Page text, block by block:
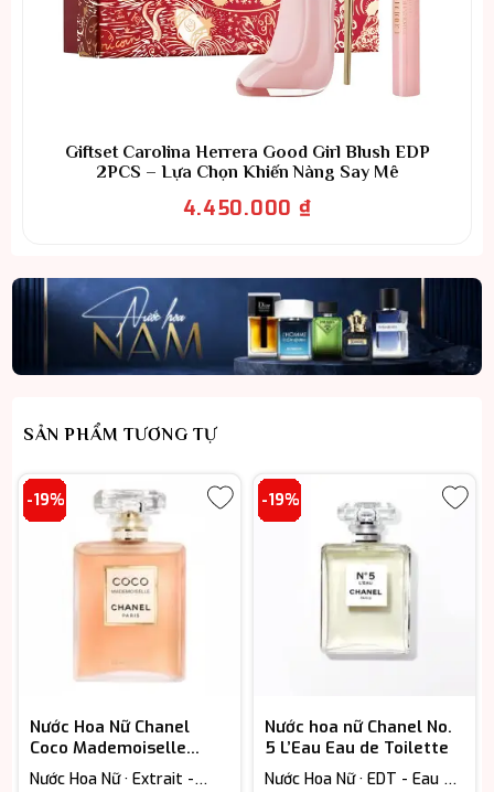
Giftset Carolina Herrera Good Girl Blush EDP
2PCS – Lựa Chọn Khiến Nàng Say Mê
4.450.000 ₫
SẢN PHẨM TƯƠNG TỰ
-19%
Nước Hoa Nữ Chanel
Coco Mademoiselle
L’Eau Privee EDP
Nước Hoa Nữ · Extrait -
-19%
Nước hoa nữ Chanel No.
5 L’Eau Eau de Toilette
Nước Hoa Nữ · EDT - Eau De